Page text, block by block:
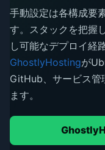
手動設定は各構成要
す。スタックを把握
し可能なデプロイ経
GhostlyHostingが
GitHub、サービス管
ます。